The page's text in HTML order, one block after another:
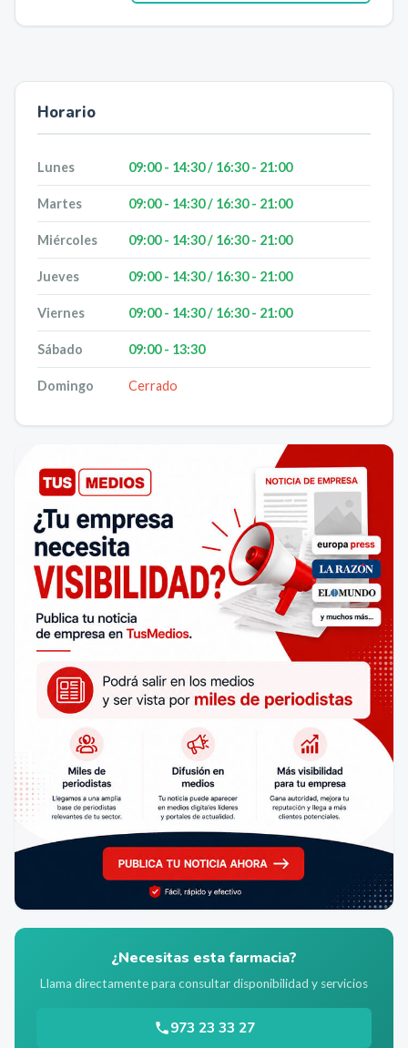
Horario
Lunes 09:00 - 14:30 / 16:30 - 21:00
Martes 09:00 - 14:30 / 16:30 - 21:00
Miércoles 09:00 - 14:30 / 16:30 - 21:00
Jueves 09:00 - 14:30 / 16:30 - 21:00
Viernes 09:00 - 14:30 / 16:30 - 21:00
Sábado 09:00 - 13:30
Domingo Cerrado
¿Necesitas esta farmacia?
Llama directamente para consultar disponibilidad y servicios
973 23 33 27